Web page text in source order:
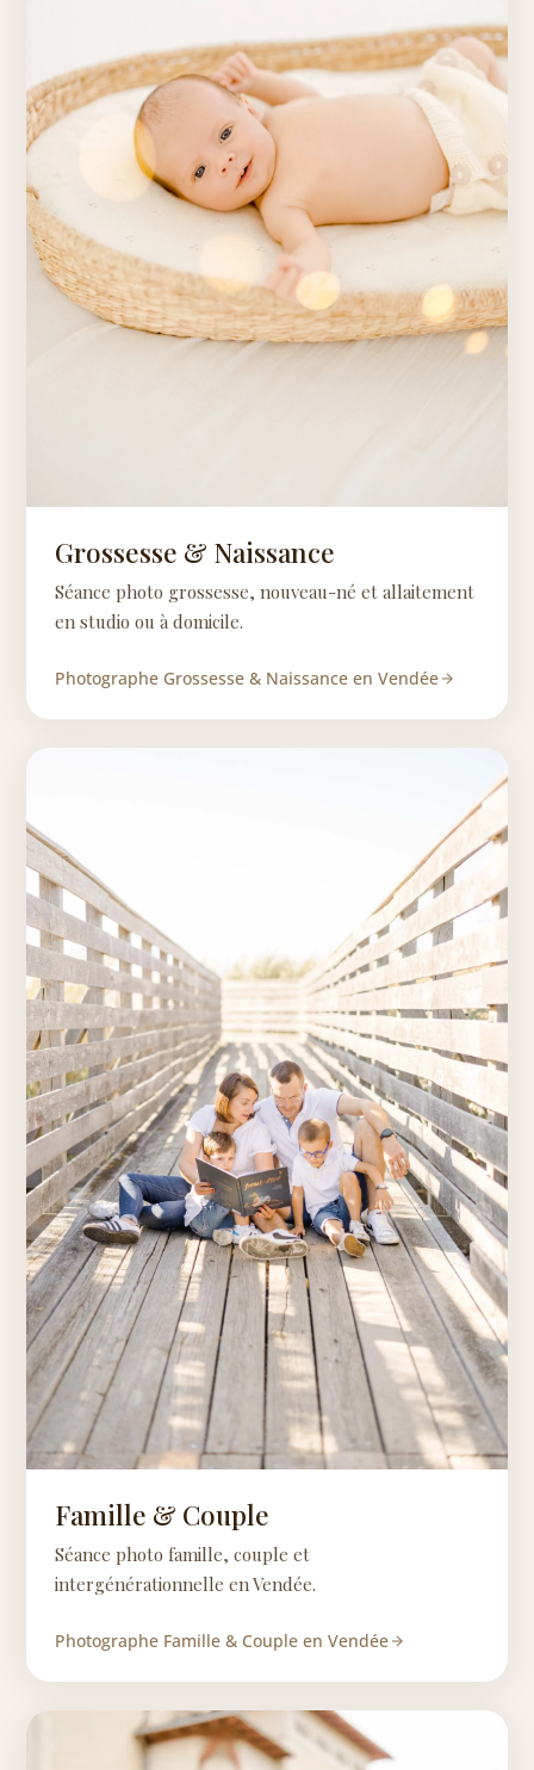
Grossesse & Naissance
Séance photo grossesse, nouveau-né et allaitement
en studio ou à domicile.
Photographe Grossesse & Naissance en Vendée
Famille & Couple
Séance photo famille, couple et
intergénérationnelle en Vendée.
Photographe Famille & Couple en Vendée